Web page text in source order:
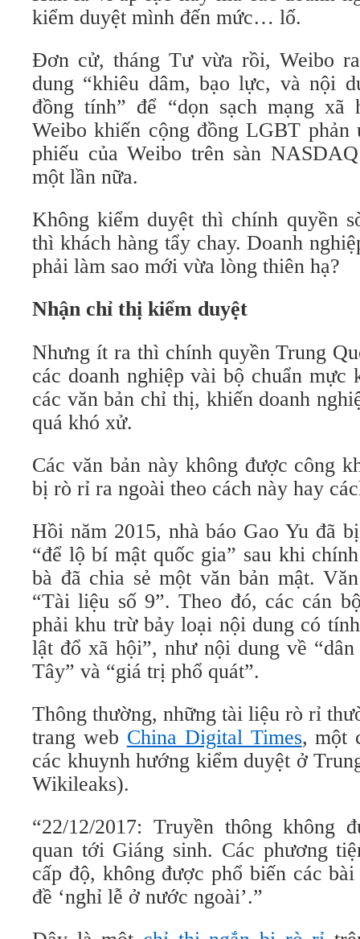
kiểm duyệt mình đến mức… lố.
Đơn cử, tháng Tư vừa rồi, Weibo
dung “khiêu dâm, bạo lực, và nội
đồng tính” để “dọn sạch mạng xã
Weibo khiến cộng đồng LGBT
phiếu của Weibo trên sàn
một lần nữa.
Không kiểm duyệt thì chính quyền
thì khách hàng tẩy chay. Doanh
phải làm sao mới vừa lòng thiên hạ?
Nhận chỉ thị kiểm duyệt
Nhưng ít ra thì chính quyền Trung
các doanh nghiệp vài bộ chuẩn mực
các văn bản chỉ thị, khiến doanh
quá khó xử.
Các văn bản này không được công
bị rò rỉ ra ngoài theo cách này hay
Hồi năm 2015, nhà báo Gao Yu đã
“để lộ bí mật quốc gia” sau khi
bà đã chia sẻ một văn bản mật.
“Tài liệu số 9”. Theo đó, các cán
phải khu trừ bảy loại nội dung có
lật đổ xã hội”, như nội dung về
Tây” và “giá trị phổ quát”.
Thông thường, những tài liệu rò rỉ
trang web China Digital Times, một
các khuynh hướng kiểm duyệt ở
Wikileaks).
“22/12/2017: Truyền thông không
quan tới Giáng sinh. Các phương
cấp độ, không được phổ biến các
đề ‘nghỉ lễ ở nước ngoài’.”